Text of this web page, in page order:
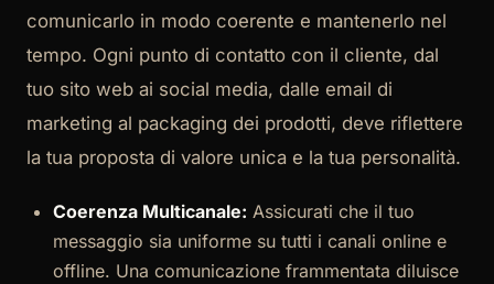
comunicarlo in modo coerente e mantenerlo nel
tempo. Ogni punto di contatto con il cliente, dal
tuo sito web ai social media, dalle email di
marketing al packaging dei prodotti, deve riflettere
la tua proposta di valore unica e la tua personalità.
Coerenza Multicanale: Assicurati che il tuo
messaggio sia uniforme su tutti i canali online e
offline. Una comunicazione frammentata diluisce